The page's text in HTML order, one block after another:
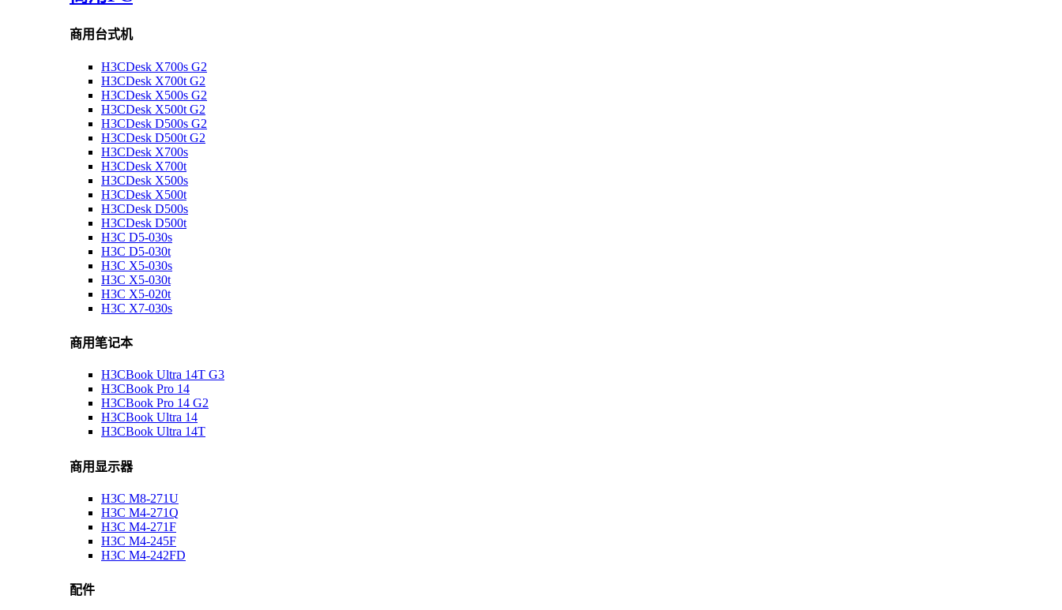
商用台式机
H3CDesk X700s G2
H3CDesk X700t G2
H3CDesk X500s G2
H3CDesk X500t G2
H3CDesk D500s G2
H3CDesk D500t G2
H3CDesk X700s
H3CDesk X700t
H3CDesk X500s
H3CDesk X500t
H3CDesk D500s
H3CDesk D500t
H3C D5-030s
H3C D5-030t
H3C X5-030s
H3C X5-030t
H3C X5-020t
H3C X7-030s
商用笔记本
H3CBook Ultra 14T G3
H3CBook Pro 14
H3CBook Pro 14 G2
H3CBook Ultra 14
H3CBook Ultra 14T
商用显示器
H3C M8-271U
H3C M4-271Q
H3C M4-271F
H3C M4-245F
H3C M4-242FD
配件